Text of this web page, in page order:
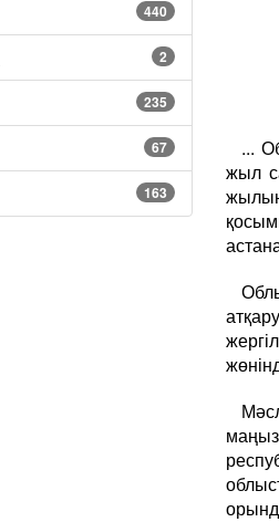
440
2
235
67
163
...
жыл